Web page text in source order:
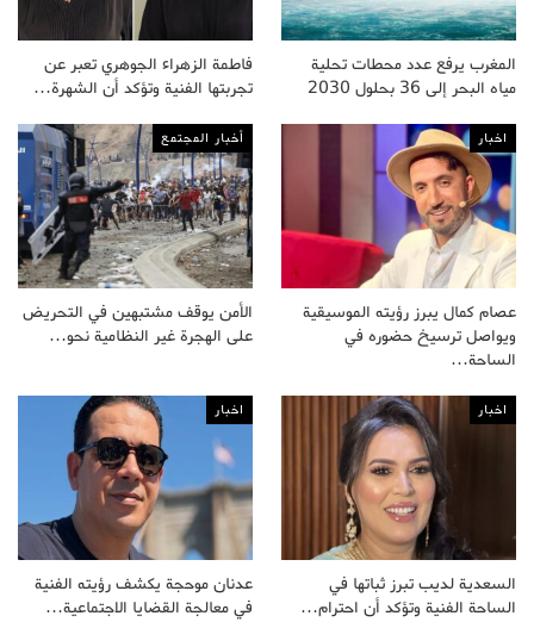
المغرب يرفع عدد محطات تحلية
مياه البحر إلى 36 بحلول 2030
فاطمة الزهراء الجوهري تعبر عن
تجربتها الفنية وتؤكد أن الشهرة…
اخبار
عصام كمال يبرز رؤيته الموسيقية
ويواصل ترسيخ حضوره في
الساحة…
أخبار المجتمع
الأمن يوقف مشتبهين في التحريض
على الهجرة غير النظامية نحو…
اخبار
السعدية لديب تبرز ثباتها في
الساحة الفنية وتؤكد أن احترام…
اخبار
عدنان موحجة يكشف رؤيته الفنية
في معالجة القضايا الاجتماعية…